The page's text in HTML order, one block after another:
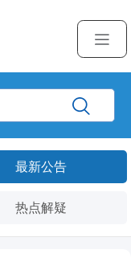
最新公告
热点解疑